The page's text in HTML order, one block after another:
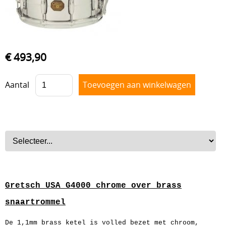
Drumstokken
Accesoires
Percussie
Cadeaubon
€ 493,90
Aantal
Gretsch USA G4000 chrome over brass
snaartrommel
De 1,1mm brass ketel is volled bezet met chroom,